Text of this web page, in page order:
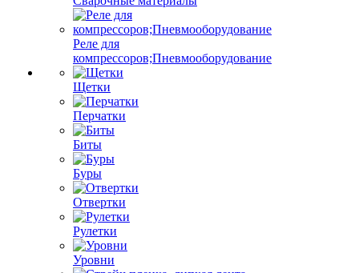
Реле для
компрессоров;Пневмооборудование
Щетки
Перчатки
Биты
Буры
Отвертки
Рулетки
Уровни